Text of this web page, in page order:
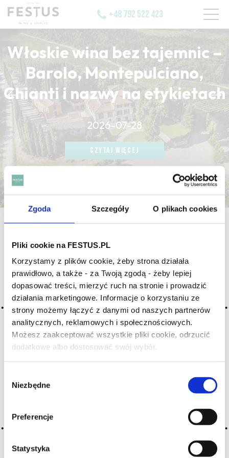
Zgoda Szczegóły O plikach cookies
Pliki cookie na FESTUS.PL
Korzystamy z plików cookie, żeby strona działała
prawidłowo, a także - za Twoją zgodą - żeby lepiej
dopasować treści, mierzyć ruch na stronie i prowadzić
działania marketingowe. Informacje o korzystaniu ze
strony możemy łączyć z danymi od naszych partnerów
analitycznych, reklamowych i społecznościowych.
Możesz zaakceptować wszystkie pliki cookie, odrzucić
dodatkowe albo dostosować swój wybór.
zgody
Niezbędne
Preferencje
Statystyka
Czy masz ukończone 18 lat?
+48 792 522 423
Włoskie wina bez tajemnic –
Barolo, Montepulciano,
Chianti i nazwy na etykietach
2026-07-28
CZYTAJ WIĘCEJ
CZYTAJ WIĘCEJ
CZYTAJ WIĘCEJ
strona główna / wheat
Archiwum wpisów tagu: wheat
pszenica
2016-05-10
aromat drugorzędny (aromat fermentacyjny) będący
efektem utleniania się alkoholu na skutek nieprawidłowej
ewolucji wina; wada win z wyjątkiem tych, w których
nieznaczna zawartość aldehydu octowego jest naturalna,
np. vin jaune lub sherry
CZYTAJ WIĘCEJ